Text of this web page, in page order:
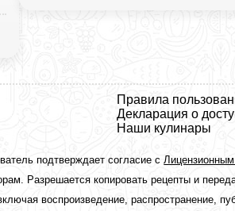
Правила
Декларация о
Наши кулинары
подтверждает согласие с
Разрешается копировать рецепты и
воспроизведение, распространение,